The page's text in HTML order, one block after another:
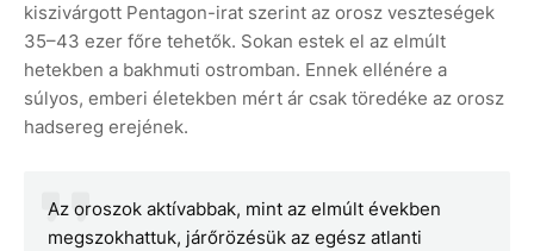
kiszivárgott Pentagon-irat szerint az orosz veszteségek
35–43 ezer főre tehetők. Sokan estek el az elmúlt
hetekben a bakhmuti ostromban. Ennek ellénére a
súlyos, emberi életekben mért ár csak töredéke az orosz
hadsereg erejének.
Az oroszok aktívabbak, mint az elmúlt években
megszokhattuk, járőrözésük az egész atlanti